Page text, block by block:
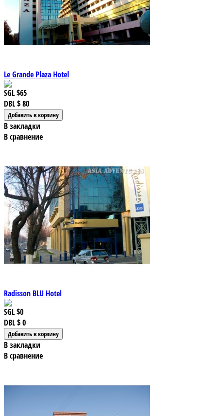
Le Grande Plaza Hotel
SGL$65
DBL$ 80
В закладки
В сравнение
Radisson BLU Hotel
SGL$0
DBL$ 0
В закладки
В сравнение